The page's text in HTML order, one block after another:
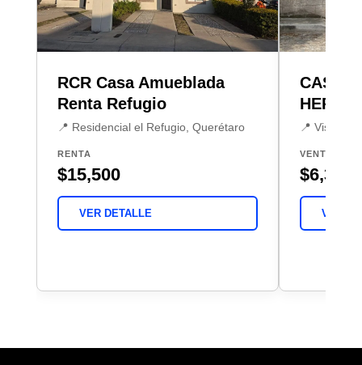
RCR Casa Amueblada
Renta Refugio
📍 Residencial el Refugio, Querétaro
RENTA
$15,500
VER DETALLE
CASA
📍 Vista
VENTA
VER